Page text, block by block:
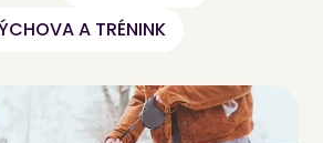
A TRÉNINK